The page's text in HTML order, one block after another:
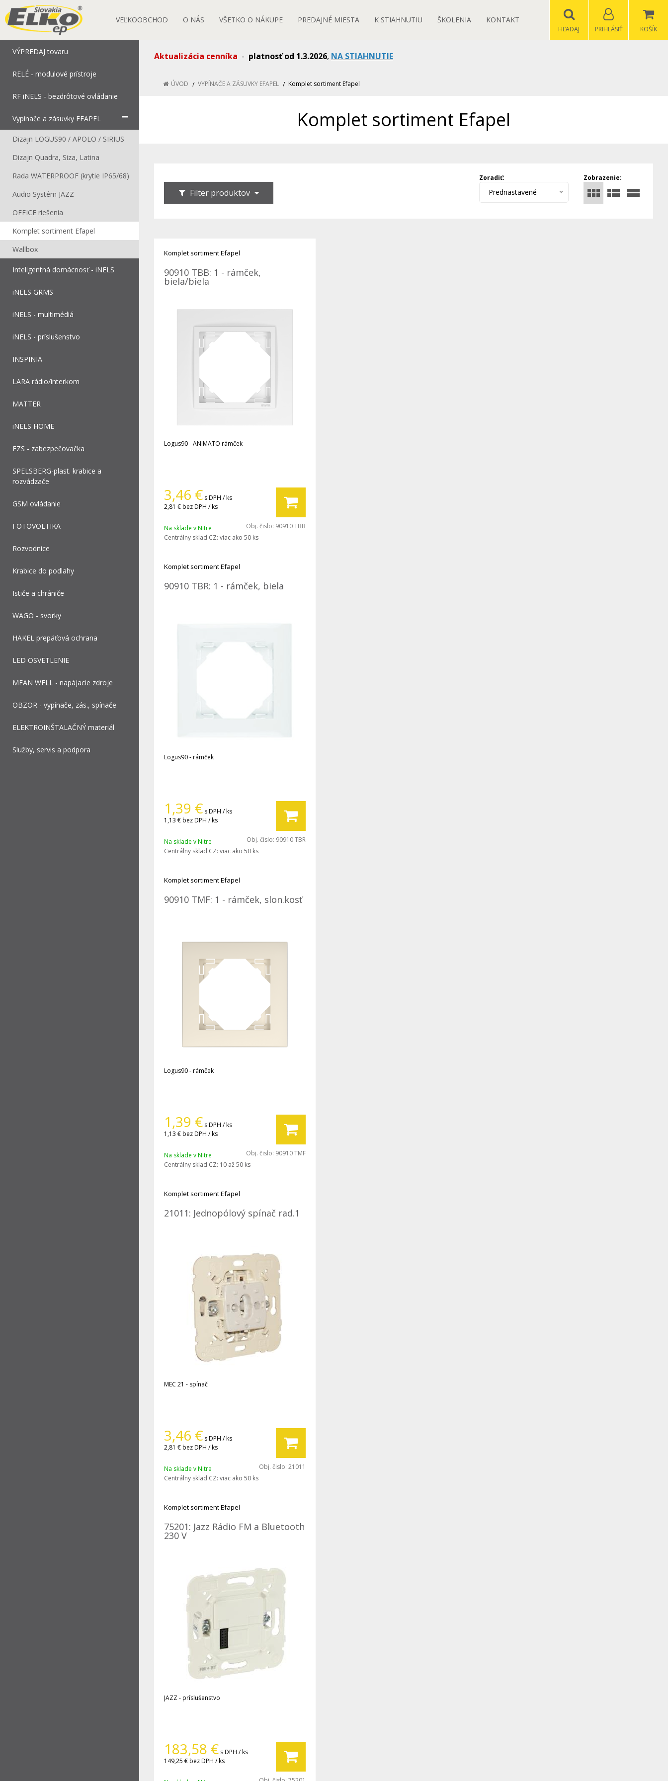
VEĽKOOBCHOD O NÁS VŠETKO O NÁKUPE PREDAJNÉ MIESTA K STIAHNUTIU ŠKOLENIA KONTAKT
KOŠÍK
PRIHLÁSIŤ
HĽADAJ
VÝPREDAJ tovaru
RELÉ - modulové prístroje
RF iNELS - bezdrôtové ovládanie
Vypínače a zásuvky EFAPEL
Dizajn LOGUS90 / APOLO / SIRIUS
Dizajn Quadra, Siza, Latina
Rada WATERPROOF (krytie IP65/68)
Audio Systém JAZZ
OFFICE riešenia
Komplet sortiment Efapel
Wallbox
Inteligentná domácnosť - iNELS
iNELS GRMS
iNELS - multimédiá
iNELS - príslušenstvo
INSPINIA
LARA rádio/interkom
MATTER
iNELS HOME
EZS - zabezpečovačka
SPELSBERG-plast. krabice a
rozvádzače
GSM ovládanie
FOTOVOLTIKA
Rozvodnice
Krabice do podlahy
Ističe a chrániče
WAGO - svorky
HAKEL prepäťová ochrana
LED OSVETLENIE
MEAN WELL - napájacie zdroje
OBZOR - vypínače, zás., spínače
ELEKTROINŠTALAČNÝ materiál
Služby, servis a podpora
Aktualizácia cenníka - platnosť od 1.3.2026, NA STIAHNUTIE
ÚVOD VYPÍNAČE A ZÁSUVKY EFAPEL Komplet sortiment Efapel
Komplet sortiment Efapel
Filter produktov
Zobrazenie:
Zoradiť:
Prednastavené
Komplet sortiment Efapel
90910 TBB: 1 - rámček,
biela/biela
Logus90 - ANIMATO rámček
3,46 € s DPH / ks
2,81 €bez DPH / ks
Na sklade v Nitre Obj. čislo: 90910 TBB
Centrálny sklad CZ: viac ako 50 ks
Komplet sortiment Efapel
90910 TBR: 1 - rámček, biela
Logus90 - rámček
1,39 € s DPH / ks
1,13 €bez DPH / ks
Na sklade v Nitre Obj. čislo: 90910 TBR
Centrálny sklad CZ: viac ako 50 ks
Komplet sortiment Efapel
90910 TMF: 1 - rámček, slon.kosť
Logus90 - rámček
1,39 € s DPH / ks
1,13 €bez DPH / ks
Na sklade v Nitre Obj. čislo: 90910 TMF
Centrálny sklad CZ: 10 až 50 ks
Komplet sortiment Efapel
21011: Jednopólový spínač rad.1
MEC 21 - spínač
3,46 € s DPH / ks
2,81 €bez DPH / ks
Na sklade v Nitre Obj. čislo: 21011
Centrálny sklad CZ: viac ako 50 ks
Komplet sortiment Efapel
75201: Jazz Rádio FM a Bluetooth
230 V
JAZZ - príslušenstvo
183,58 € s DPH / ks
149,25 €bez DPH / ks